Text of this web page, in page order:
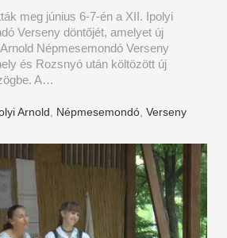
meg június 6-7-én a XII. Ipolyi
Verseny döntőjét, amelyet új
Népmesemondó Verseny
és Rozsnyó után költözött új
A…
Arnold, Népmesemondó, Verseny